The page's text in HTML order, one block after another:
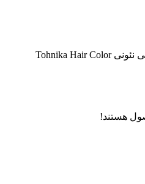
شامپو رنگ تونیکا 4.62 صورتی نئونی Tohnika Hair Color
هستند!